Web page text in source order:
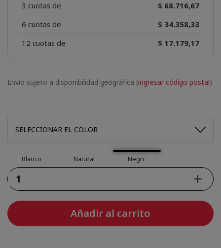
3 cuotas de
$ 68.716,67
6 cuotas de
$ 34.358,33
12 cuotas de
$ 17.179,17
Envío sujeto a disponibilidad geográfica (ingresar código postal)
SELECCIONAR EL COLOR
Blanco Natural Negro
Añadir al carrito